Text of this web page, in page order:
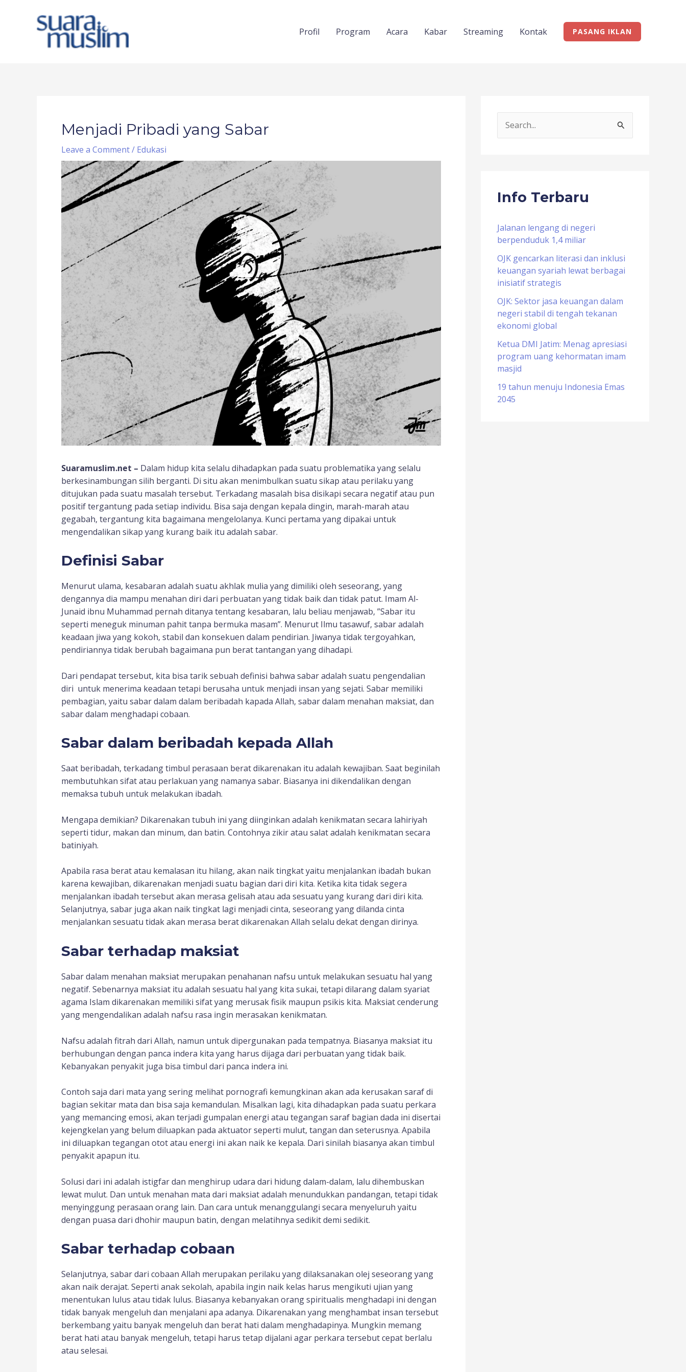
Profil Program Acara Kabar Streaming Kontak PASANG IKLAN
Menjadi Pribadi yang Sabar
Leave a Comment/ Edukasi
Suaramuslim.net – Dalam hidup kita selalu dihadapkan pada suatu problematika yang selalu
berkesinambungan silih berganti. Di situ akan menimbulkan suatu sikap atau perilaku yang
ditujukan pada suatu masalah tersebut. Terkadang masalah bisa disikapi secara negatif atau pun
positif tergantung pada setiap individu. Bisa saja dengan kepala dingin, marah-marah atau
gegabah, tergantung kita bagaimana mengelolanya. Kunci pertama yang dipakai untuk
mengendalikan sikap yang kurang baik itu adalah sabar.
Definisi Sabar
Menurut ulama, kesabaran adalah suatu akhlak mulia yang dimiliki oleh seseorang, yang
dengannya dia mampu menahan diri dari perbuatan yang tidak baik dan tidak patut. Imam Al-
Junaid ibnu Muhammad pernah ditanya tentang kesabaran, lalu beliau menjawab, ”Sabar itu
seperti meneguk minuman pahit tanpa bermuka masam”. Menurut Ilmu tasawuf, sabar adalah
keadaan jiwa yang kokoh, stabil dan konsekuen dalam pendirian. Jiwanya tidak tergoyahkan,
pendiriannya tidak berubah bagaimana pun berat tantangan yang dihadapi.
Dari pendapat tersebut, kita bisa tarik sebuah definisi bahwa sabar adalah suatu pengendalian
diri untuk menerima keadaan tetapi berusaha untuk menjadi insan yang sejati. Sabar memiliki
pembagian, yaitu sabar dalam dalam beribadah kapada Allah, sabar dalam menahan maksiat, dan
sabar dalam menghadapi cobaan.
Sabar dalam beribadah kepada Allah
Saat beribadah, terkadang timbul perasaan berat dikarenakan itu adalah kewajiban. Saat beginilah
membutuhkan sifat atau perlakuan yang namanya sabar. Biasanya ini dikendalikan dengan
memaksa tubuh untuk melakukan ibadah.
Mengapa demikian? Dikarenakan tubuh ini yang diinginkan adalah kenikmatan secara lahiriyah
seperti tidur, makan dan minum, dan batin. Contohnya zikir atau salat adalah kenikmatan secara
batiniyah.
Apabila rasa berat atau kemalasan itu hilang, akan naik tingkat yaitu menjalankan ibadah bukan
karena kewajiban, dikarenakan menjadi suatu bagian dari diri kita. Ketika kita tidak segera
menjalankan ibadah tersebut akan merasa gelisah atau ada sesuatu yang kurang dari diri kita.
Selanjutnya, sabar juga akan naik tingkat lagi menjadi cinta, seseorang yang dilanda cinta
menjalankan sesuatu tidak akan merasa berat dikarenakan Allah selalu dekat dengan dirinya.
Sabar terhadap maksiat
Sabar dalam menahan maksiat merupakan penahanan nafsu untuk melakukan sesuatu hal yang
negatif. Sebenarnya maksiat itu adalah sesuatu hal yang kita sukai, tetapi dilarang dalam syariat
agama Islam dikarenakan memiliki sifat yang merusak fisik maupun psikis kita. Maksiat cenderung
yang mengendalikan adalah nafsu rasa ingin merasakan kenikmatan.
Nafsu adalah fitrah dari Allah, namun untuk dipergunakan pada tempatnya. Biasanya maksiat itu
berhubungan dengan panca indera kita yang harus dijaga dari perbuatan yang tidak baik.
Kebanyakan penyakit juga bisa timbul dari panca indera ini.
Contoh saja dari mata yang sering melihat pornografi kemungkinan akan ada kerusakan saraf di
bagian sekitar mata dan bisa saja kemandulan. Misalkan lagi, kita dihadapkan pada suatu perkara
yang memancing emosi, akan terjadi gumpalan energi atau tegangan saraf bagian dada ini disertai
kejengkelan yang belum diluapkan pada aktuator seperti mulut, tangan dan seterusnya. Apabila
ini diluapkan tegangan otot atau energi ini akan naik ke kepala. Dari sinilah biasanya akan timbul
penyakit apapun itu.
Solusi dari ini adalah istigfar dan menghirup udara dari hidung dalam-dalam, lalu dihembuskan
lewat mulut. Dan untuk menahan mata dari maksiat adalah menundukkan pandangan, tetapi tidak
menyinggung perasaan orang lain. Dan cara untuk menanggulangi secara menyeluruh yaitu
dengan puasa dari dhohir maupun batin, dengan melatihnya sedikit demi sedikit.
Sabar terhadap cobaan
Selanjutnya, sabar dari cobaan Allah merupakan perilaku yang dilaksanakan olej seseorang yang
akan naik derajat. Seperti anak sekolah, apabila ingin naik kelas harus mengikuti ujian yang
menentukan lulus atau tidak lulus. Biasanya kebanyakan orang spiritualis menghadapi ini dengan
tidak banyak mengeluh dan menjalani apa adanya. Dikarenakan yang menghambat insan tersebut
berkembang yaitu banyak mengeluh dan berat hati dalam menghadapinya. Mungkin memang
berat hati atau banyak mengeluh, tetapi harus tetap dijalani agar perkara tersebut cepat berlalu
atau selesai.
c
f
o
r
:
Info Terbaru
Jalanan lengang di negeri
berpenduduk 1,4 miliar
OJK gencarkan literasi dan inklusi
keuangan syariah lewat berbagai
inisiatif strategis
OJK: Sektor jasa keuangan dalam
negeri stabil di tengah tekanan
ekonomi global
Ketua DMI Jatim: Menag apresiasi
program uang kehormatan imam
masjid
19 tahun menuju Indonesia Emas
2045